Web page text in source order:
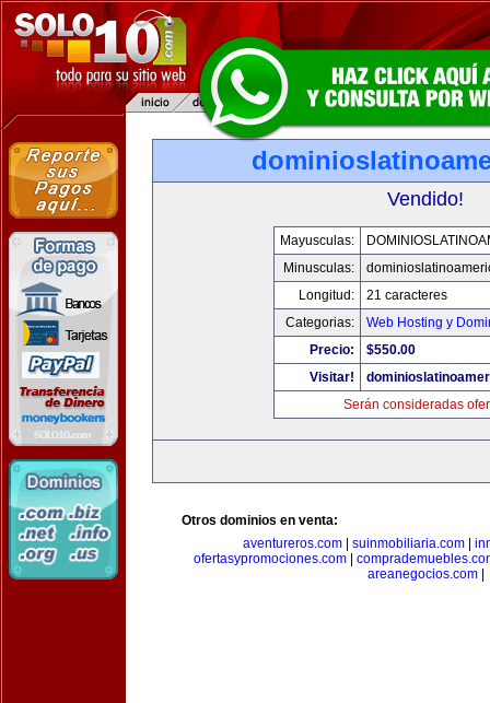
Vendido!
Mayusculas:
Minusculas:
Longitud:
21 caracteres
Categorias:
Web Hosting y
Precio:
$550.00
Visitar!
Serán consideradas
Otros dominios en venta:
aventureros.com| suinmobiliaria.com|
ofertasypromociones.com|
areanegocios.com|